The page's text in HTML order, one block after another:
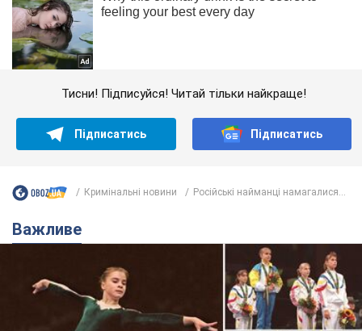
Тисни! Підписуйся! Читай тільки найкраще!
Підписатись Підписатись
Кримінальні новини Російські найманці намагалися...
Важливе